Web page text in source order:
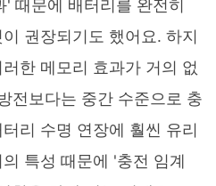
때문에 배터리를 완전히
권장되기도 했어요. 하지
한 메모리 효과가 거의 없
전보다는 중간 수준으로 충
리 수명 연장에 훨씬 유리
특성 때문에 '충전 임계